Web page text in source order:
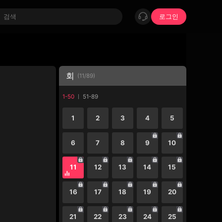
로그인
회 (11/89)
1-50 51-89
1 2 3 4 5
6 7 8 9 10
11 12 13 14 15
16 17 18 19 20
21 22 23 24 25